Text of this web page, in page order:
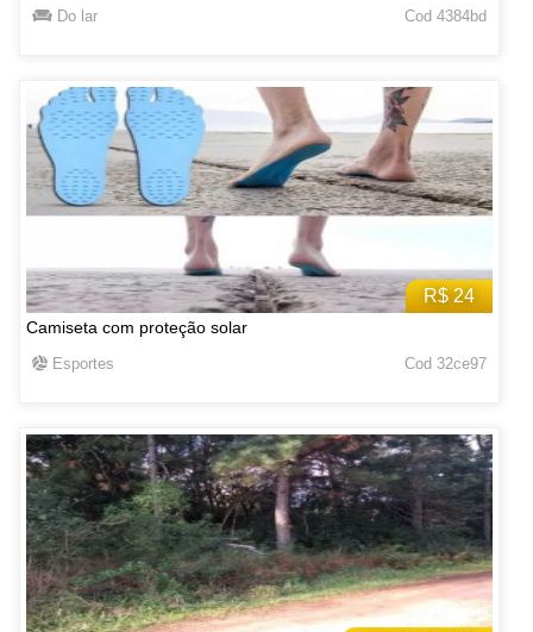
Do lar Cod 4384bd
R$ 24
Camiseta com proteção solar
Esportes Cod 32ce97